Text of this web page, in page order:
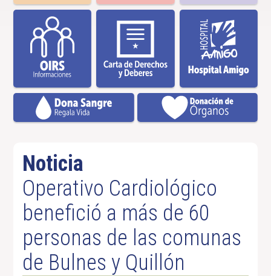
Noticia
Operativo Cardiológico
benefició a más de 60
personas de las comunas
de Bulnes y Quillón